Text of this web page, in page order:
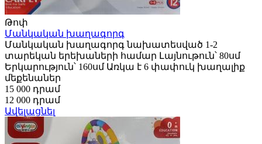
Թոփ
Մանկական խաղագորգ
Մանկական խաղագորգ նախատեսված 1-2
տարեկան երեխաների համար Լայնութուն՝ 80սմ
Երկարություն՝ 160սմ Առկա է 6 փափուկ խաղալիք
մեքենաներ
15 000 դրամ
12 000 դրամ
Ավելացնել